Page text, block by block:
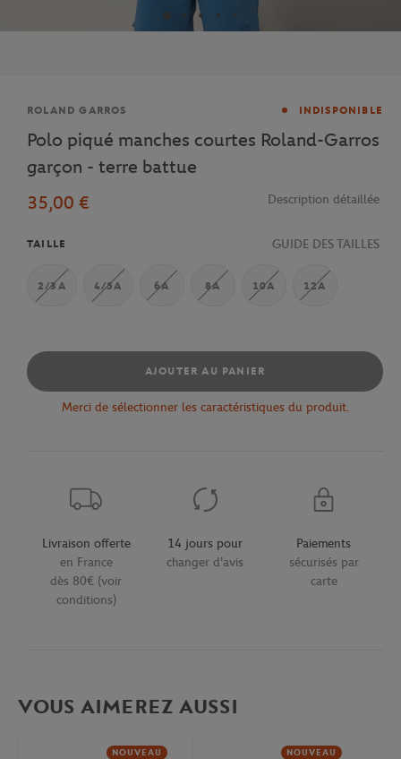
Marque
ROLAND GARROS INDISPONIBLE
Polo piqué manches courtes Roland-Garros
garçon - terre battue
35,00 €
Description détaillée
TAILLE GUIDE DES TAILLES
2/3A 4/5A 6A 8A 10A 12A
AJOUTER AU PANIER
Merci de sélectionner les caractéristiques du produit.
Livraison offerte
en France
dès 80€ (voir
conditions)
14 jours pour
changer d'avis
Paiements
sécurisés par
carte
VOUS AIMEREZ AUSSI
NOUVEAU NOUVEAU